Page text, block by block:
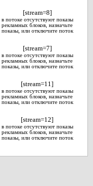
[stream=8]
в потоке отсутствуют показы
рекламных блоков, назначьте
показы, или отключите поток
[stream=7]
в потоке отсутствуют показы
рекламных блоков, назначьте
показы, или отключите поток
[stream=11]
в потоке отсутствуют показы
рекламных блоков, назначьте
показы, или отключите поток
[stream=12]
в потоке отсутствуют показы
рекламных блоков, назначьте
показы, или отключите поток